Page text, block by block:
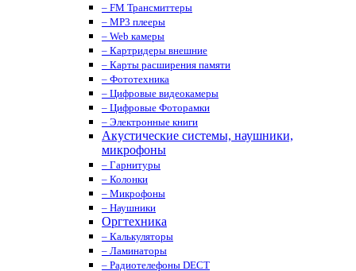
– FM Трансмиттеры
– MP3 плееры
– Web камеры
– Картридеры внешние
– Карты расширения памяти
– Фототехника
– Цифровые видеокамеры
– Цифровые Фоторамки
– Электронные книги
Акустические системы, наушники,
микрофоны
– Гарнитуры
– Колонки
– Микрофоны
– Наушники
Оргтехника
– Калькуляторы
– Ламинаторы
– Радиотелефоны DECT